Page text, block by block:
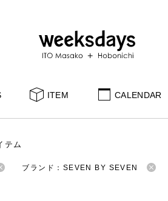
ITEM CALENDAR
テム
ブランド：SEVEN BY SEVEN